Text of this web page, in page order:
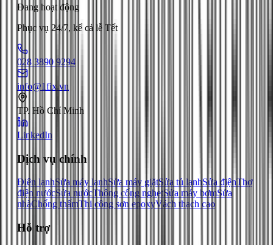
Đang hoạt động
Phục vụ 24/7, kể cả lễ Tết
028 3890 9294
info@1fix.vn
TP. Hồ Chí Minh
LinkedIn
Dịch vụ chính
Điện lạnhSửa máy lạnhSửa máy giặtSửa tủ lạnhSửa điệnThợ
điện nướcSửa nướcThông cống nghẹtSửa máy bơmSửa
nhàChống thấmThi công sơn epoxyVách thạch cao
Hỗ trợ